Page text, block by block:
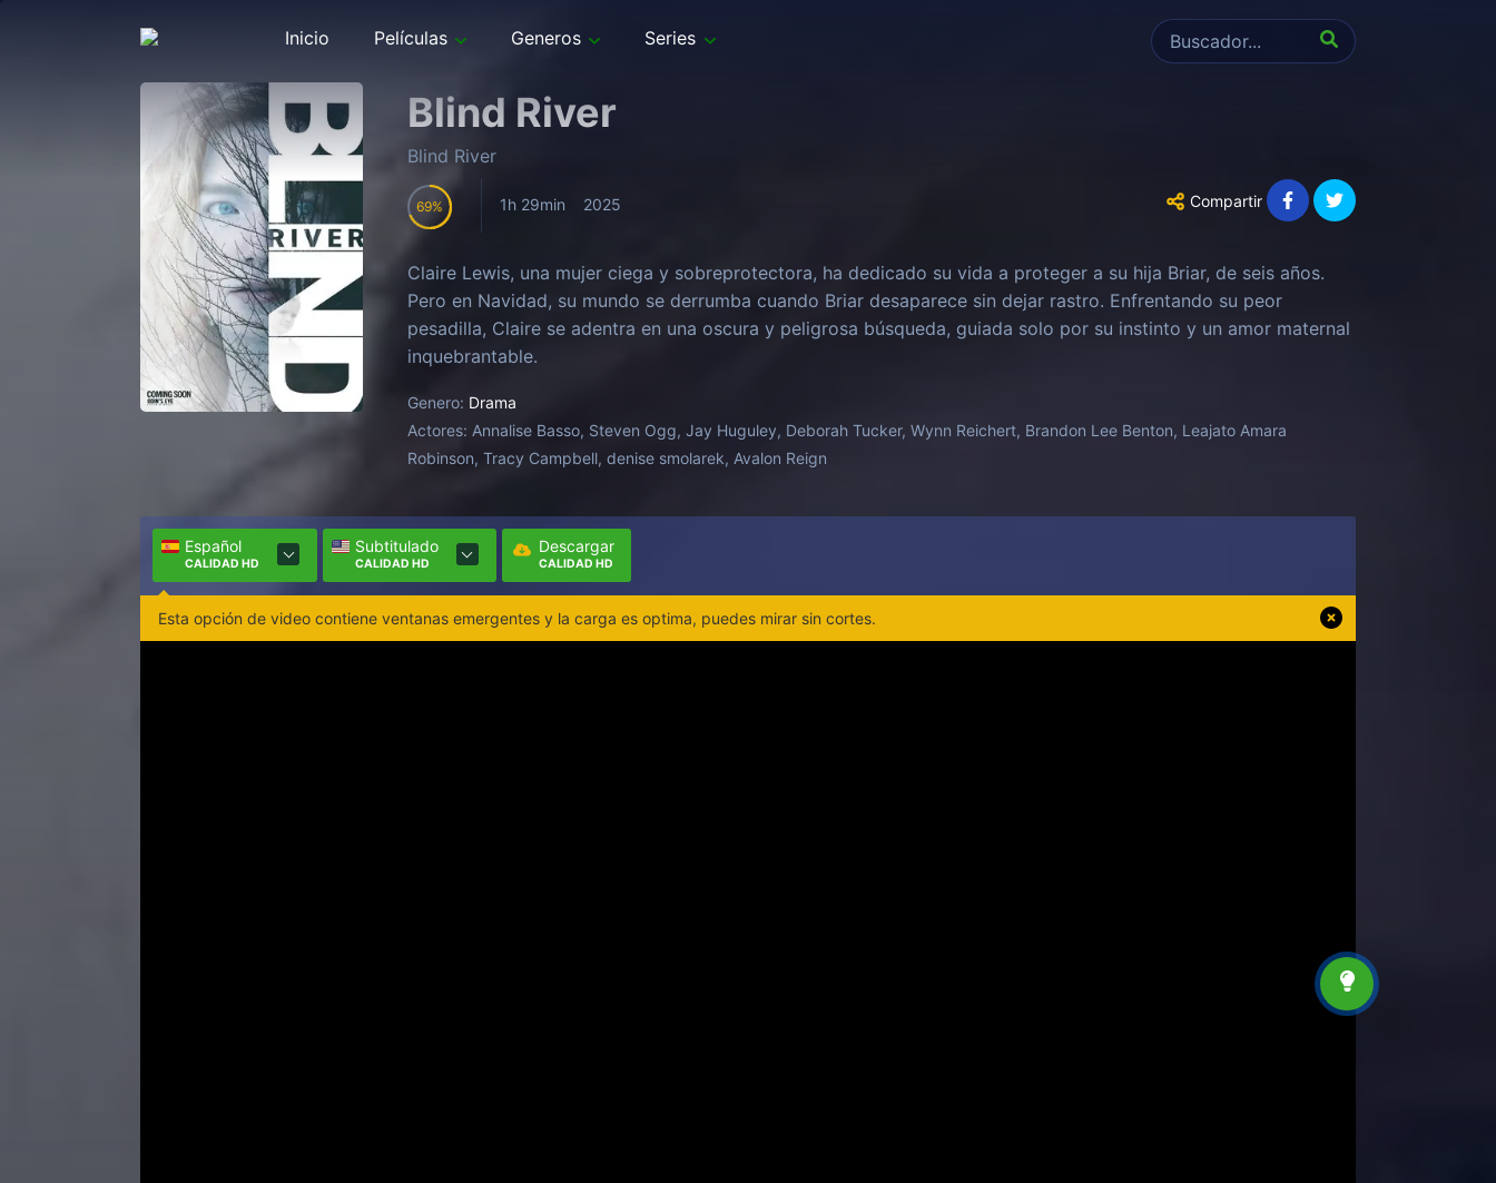
Inicio Películas Generos Series
Blind River
Blind River
69 1h 29min 2025 Compartir
Claire Lewis, una mujer ciega y sobreprotectora, ha dedicado su vida a proteger a su hija Briar, de seis años.
Pero en Navidad, su mundo se derrumba cuando Briar desaparece sin dejar rastro. Enfrentando su peor
pesadilla, Claire se adentra en una oscura y peligrosa búsqueda, guiada solo por su instinto y un amor maternal
inquebrantable.
Genero: Drama
Actores: Annalise Basso, Steven Ogg, Jay Huguley, Deborah Tucker, Wynn Reichert, Brandon Lee Benton, Leajato Amara
Robinson, Tracy Campbell, denise smolarek, Avalon Reign
Español
CALIDAD HD
Subtitulado
CALIDAD HD
Descargar
CALIDAD HD
Esta opción de video contiene ventanas emergentes y la carga es optima, puedes mirar sin cortes.